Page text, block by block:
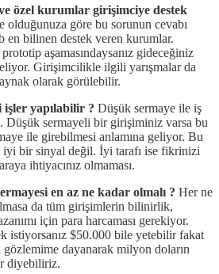
özel kurumlar girişimciye destek
olduğunuza göre bu sorunun cevabı
en bilinen destek veren kurumlar.
aşamasındaysanız gideceğiniz
Girişimcilikle ilgili yarışmalar da
olarak görülebilir.
işler yapılabilir ? Düşük sermaye ile iş
Düşük sermayeli bir girişiminiz varsa bu
ile girebilmesi anlamına geliyor. Bu
iyi bir sinyal değil. İyi tarafı ise fikrinizi
ihtiyacınız olmaması.
en az ne kadar olmalı ? Her ne
da tüm girişimlerin bilinirlik,
için para harcaması gerekiyor.
istiyorsanız $50.000 bile yetebilir fakat
dayanarak milyon doların
diyebiliriz.